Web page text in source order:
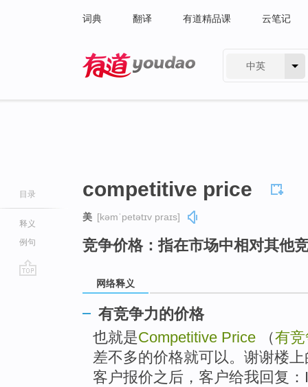
词典 翻译 有道精品课 云笔记
中英
目录
释义
例句
competitive price
美 [kəmˈpetətɪv praɪs]
竞争价格：指在市场中相对其他
网络释义
有竞争力的价格
也就是Competitive Price （有
差不多的价格就可以。谢谢楼
客户报价之后，客户给我回复